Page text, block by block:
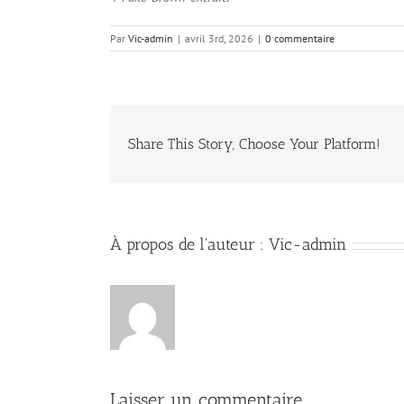
Par Vic-admin | avril 3rd, 2026 | 0 commentaire
Share This Story, Choose Your Platform!
À propos de l'auteur : Vic-admin
Laisser un commentaire